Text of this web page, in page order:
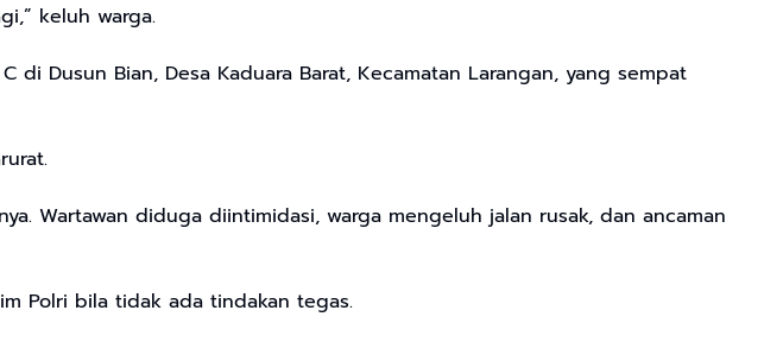
keluh warga.
Dusun Bian, Desa Kaduara Barat, Kecamatan Larangan, yang sempat
Wartawan diduga diintimidasi, warga mengeluh jalan rusak, dan ancaman
Polri bila tidak ada tindakan tegas.